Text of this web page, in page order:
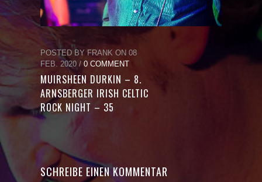
POSTED BY FRANK ON 08
FEB. 2020 / 0 COMMENT
MUIRSHEEN DURKIN – 8.
ARNSBERGER IRISH CELTIC
ROCK NIGHT – 35
SCHREIBE EINEN KOMMENTAR